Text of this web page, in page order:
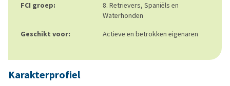
FCI groep:
8. Retrievers, Spaniëls en
Waterhonden
Geschikt voor:
Actieve en betrokken eigenaren
Karakterprofiel